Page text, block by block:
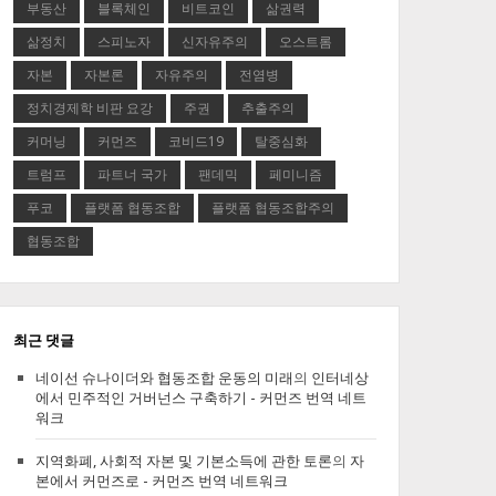
부동산 블록체인 비트코인
삶권력
삶정치
스피노자 신자유주의
오스트롬
자본
자본론 자유주의
전염병
정치경제학 비판 요강
주권
추출주의
커머닝
커먼즈 코비드19
탈중심화
트럼프
파트너 국가 팬데믹
페미니즘
푸코
플랫폼 협동조합
플랫폼 협동조합주의
협동조합
최근 댓글
네이선 슈나이더와 협동조합 운동의 미래의 인터네상
에서 민주적인 거버넌스 구축하기 - 커먼즈 번역 네트
워크
지역화폐, 사회적 자본 및 기본소득에 관한 토론의 자
본에서 커먼즈로 - 커먼즈 번역 네트워크